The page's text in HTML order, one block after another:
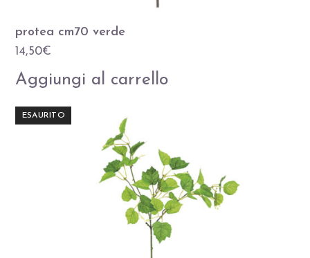
protea cm70 verde
14,50€
Aggiungi al carrello
ESAURITO